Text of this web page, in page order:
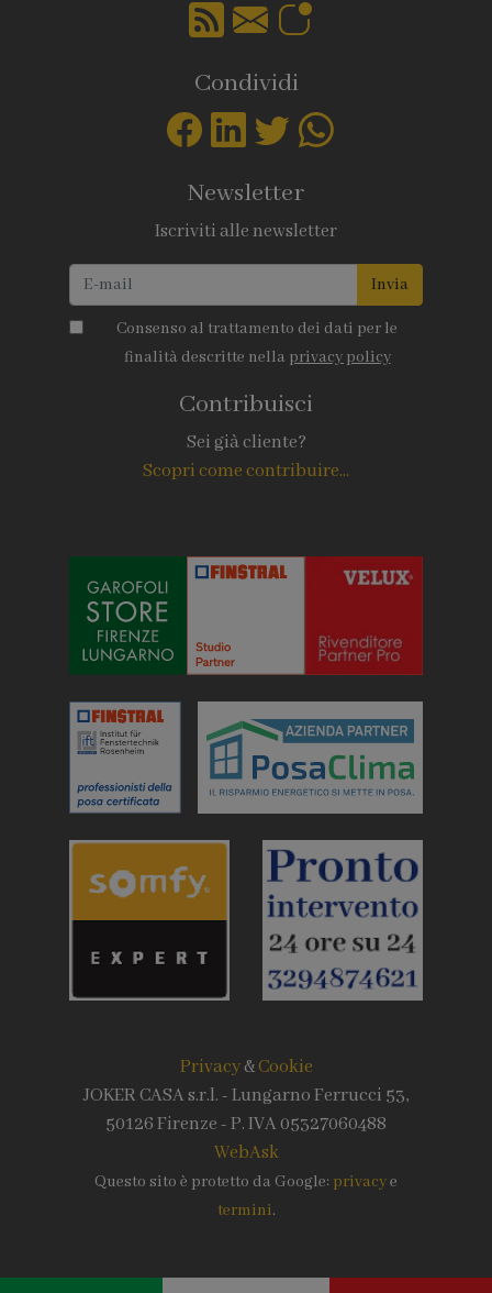
Condividi
Newsletter
Iscriviti alle newsletter
Invia
Consenso al trattamento dei dati per le
finalità descritte nella privacy policy
Contribuisci
Sei già cliente?
Scopri come contribuire...
Privacy&Cookie
JOKER CASA s.r.l. - Lungarno Ferrucci 53,
50126 Firenze - P. IVA 05327060488
WebAsk
Questo sito è protetto da Google: privacye
termini.